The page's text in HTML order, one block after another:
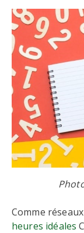
Comme
heures idéales